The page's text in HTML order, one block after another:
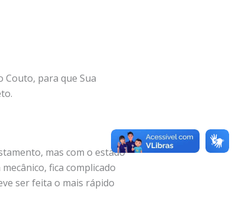
Couto, para que Sua
mas com o estado
fica complicado
ser feita o mais rápido